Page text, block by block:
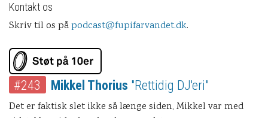
Kontakt os
Skriv til os påpodcast@fupifarvandet.dk.
#243 Mikkel Thorius "Rettidig DJ'eri"
Det er faktisk slet ikke så længe siden, Mikkel var med